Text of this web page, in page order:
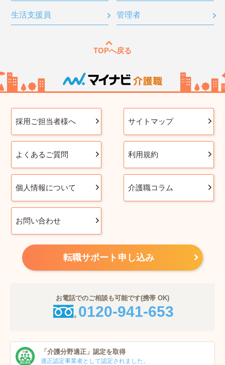
生活支援員 管理者
TOPへ戻る
採用ご担当者様へ サイトマップ
よくあるご質問 利用規約
個人情報について 介護職コラム
お問い合わせ
転職サポート申し込み
お電話でのご相談も可能です(携帯 OK)
0120-941-653
「介護分野適正」 認定を取得
適正認定事業者として認定されました。